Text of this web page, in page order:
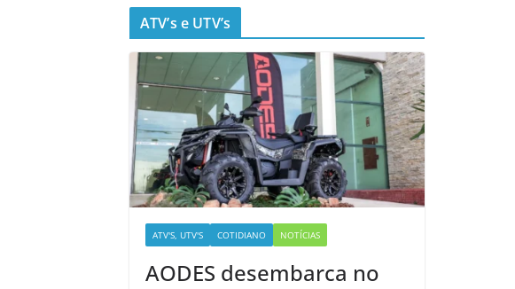
ATV’s e UTV’s
ATV'S, UTV'S COTIDIANO NOTÍCIAS
AODES desembarca no